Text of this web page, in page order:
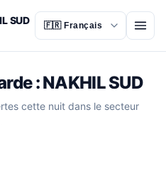
SUD
: NAKHIL SUD
cette nuit dans le secteur